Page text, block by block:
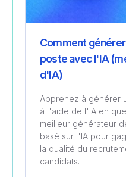
Comment
poste avec l'IA
d'IA)
Apprenez à générer
à l'aide de l'IA en
meilleur générateur
basé sur l'IA pour
la qualité du
candidats.